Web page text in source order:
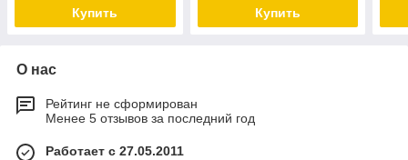
Купить Купить
О нас
Рейтинг не сформирован
Менее 5 отзывов за последний год
Работает с 27.05.2011